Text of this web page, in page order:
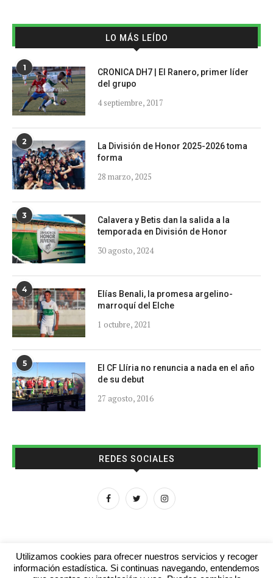
LO MÁS LEÍDO
1
CRONICA DH7 | El Ranero, primer líder
del grupo
4 septiembre, 2017
2
La División de Honor 2025-2026 toma
forma
28 marzo, 2025
3
Calavera y Betis dan la salida a la
temporada en División de Honor
30 agosto, 2024
4
Elías Benali, la promesa argelino-
marroquí del Elche
1 octubre, 2021
5
El CF Llíria no renuncia a nada en el año
de su debut
27 agosto, 2016
REDES SOCIALES
Utilizamos cookies para ofrecer nuestros servicios y recoger
información estadística. Si continuas navegando, entendemos